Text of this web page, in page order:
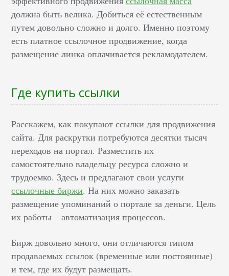
должна быть велика. Добиться её естественным
путем довольно сложно и долго. Именно поэтому
есть платное ссылочное продвижение, когда
размещение линка оплачивается рекламодателем.
Где купить ссылки
Расскажем, как покупают ссылки для продвижения
сайта. Для раскрутки потребуются десятки тысяч
переходов на портал. Разместить их
самостоятельно владельцу ресурса сложно и
трудоемко. Здесь и предлагают свои услуги
ссылочные биржи. На них можно заказать
размещение упоминаний о портале за деньги. Цель
их работы – автоматизация процессов.
Бирж довольно много, они отличаются типом
продаваемых ссылок (временные или постоянные)
и тем, где их будут размещать.